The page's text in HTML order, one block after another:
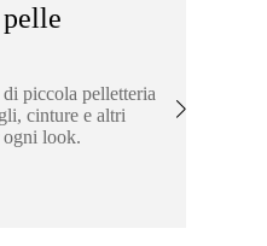
piccola pelletteria
cinture e altri
ogni look.